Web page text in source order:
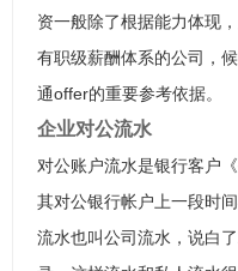
资一般除了根据能力体现
有职级薪酬体系的公司，
通offer的重要参考依据。
企业对公流水
对公账户流水是银行客户
其对公银行帐户上一段时
流水也叫公司流水，说白